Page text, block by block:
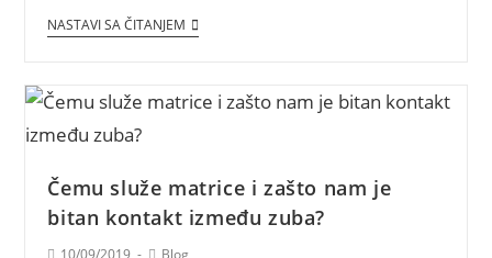
NASTAVI SA ČITANJEM
Čemu služe matrice i zašto nam je
bitan kontakt između zuba?